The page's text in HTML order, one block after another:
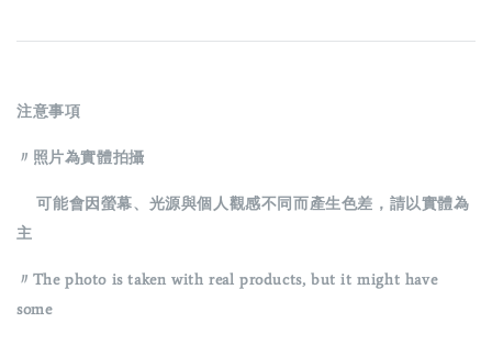
注意事項
〃照片為實體拍攝
可能會因螢幕、光源與個人觀感不同而產生色差，請以實體為
主
〃The photo is taken with real products, but it might have
some